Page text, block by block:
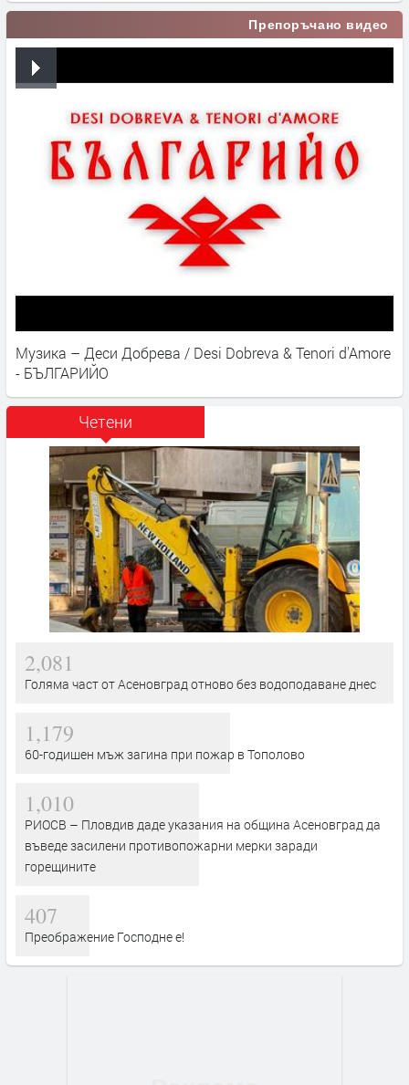
Препоръчано видео
Музика – Деси Добрева / Desi Dobreva & Tenori d'Amore
- БЪЛГАРИЙО
Четени
2,081
Голяма част от Асеновград отново без водоподаване днес
1,179
60-годишен мъж загина при пожар в Тополово
1,010
РИОСВ – Пловдив даде указания на община Асеновград да
въведе засилени противопожарни мерки заради
горещините
407
Преображение Господне е!